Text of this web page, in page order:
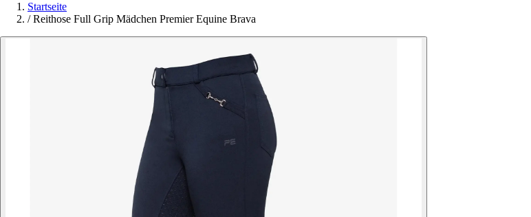
Startseite
/ Reithose Full Grip Mädchen Premier Equine Brava